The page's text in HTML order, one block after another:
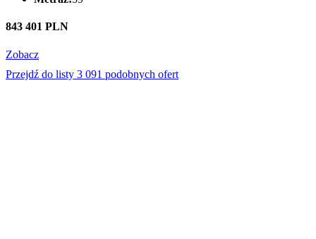
843 401 PLN
Zobacz
Przejdź do listy 3 091 podobnych ofert